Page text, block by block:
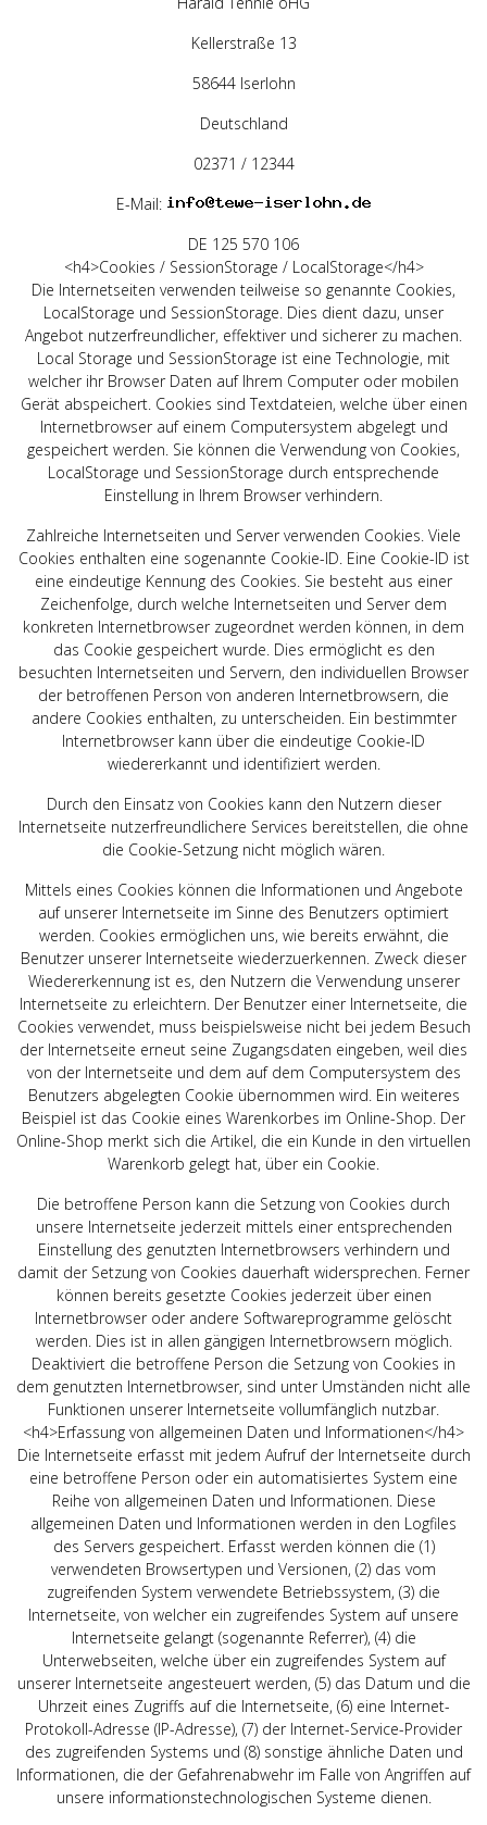
Kellerstraße 13
58644 Iserlohn
Deutschland
02371 / 12344
E-Mail:
DE 125 570 106
<h4>Cookies / SessionStorage / LocalStorage</h4>
Die Internetseiten verwenden teilweise so genannte Cookies,
LocalStorage und SessionStorage. Dies dient dazu, unser
Angebot nutzerfreundlicher, effektiver und sicherer zu machen.
Local Storage und SessionStorage ist eine Technologie, mit
welcher ihr Browser Daten auf Ihrem Computer oder mobilen
Gerät abspeichert. Cookies sind Textdateien, welche über einen
Internetbrowser auf einem Computersystem abgelegt und
gespeichert werden. Sie können die Verwendung von Cookies,
LocalStorage und SessionStorage durch entsprechende
Einstellung in Ihrem Browser verhindern.
Zahlreiche Internetseiten und Server verwenden Cookies. Viele
Cookies enthalten eine sogenannte Cookie-ID. Eine Cookie-ID ist
eine eindeutige Kennung des Cookies. Sie besteht aus einer
Zeichenfolge, durch welche Internetseiten und Server dem
konkreten Internetbrowser zugeordnet werden können, in dem
das Cookie gespeichert wurde. Dies ermöglicht es den
besuchten Internetseiten und Servern, den individuellen Browser
der betroffenen Person von anderen Internetbrowsern, die
andere Cookies enthalten, zu unterscheiden. Ein bestimmter
Internetbrowser kann über die eindeutige Cookie-ID
wiedererkannt und identifiziert werden.
Durch den Einsatz von Cookies kann den Nutzern dieser
Internetseite nutzerfreundlichere Services bereitstellen, die ohne
die Cookie-Setzung nicht möglich wären.
Mittels eines Cookies können die Informationen und Angebote
auf unserer Internetseite im Sinne des Benutzers optimiert
werden. Cookies ermöglichen uns, wie bereits erwähnt, die
Benutzer unserer Internetseite wiederzuerkennen. Zweck dieser
Wiedererkennung ist es, den Nutzern die Verwendung unserer
Internetseite zu erleichtern. Der Benutzer einer Internetseite, die
Cookies verwendet, muss beispielsweise nicht bei jedem Besuch
der Internetseite erneut seine Zugangsdaten eingeben, weil dies
von der Internetseite und dem auf dem Computersystem des
Benutzers abgelegten Cookie übernommen wird. Ein weiteres
Beispiel ist das Cookie eines Warenkorbes im Online-Shop. Der
Online-Shop merkt sich die Artikel, die ein Kunde in den virtuellen
Warenkorb gelegt hat, über ein Cookie.
Die betroffene Person kann die Setzung von Cookies durch
unsere Internetseite jederzeit mittels einer entsprechenden
Einstellung des genutzten Internetbrowsers verhindern und
damit der Setzung von Cookies dauerhaft widersprechen. Ferner
können bereits gesetzte Cookies jederzeit über einen
Internetbrowser oder andere Softwareprogramme gelöscht
werden. Dies ist in allen gängigen Internetbrowsern möglich.
Deaktiviert die betroffene Person die Setzung von Cookies in
dem genutzten Internetbrowser, sind unter Umständen nicht alle
Funktionen unserer Internetseite vollumfänglich nutzbar.
<h4>Erfassung von allgemeinen Daten und Informationen</h4>
Die Internetseite erfasst mit jedem Aufruf der Internetseite durch
eine betroffene Person oder ein automatisiertes System eine
Reihe von allgemeinen Daten und Informationen. Diese
allgemeinen Daten und Informationen werden in den Logfiles
des Servers gespeichert. Erfasst werden können die (1)
verwendeten Browsertypen und Versionen, (2) das vom
zugreifenden System verwendete Betriebssystem, (3) die
Internetseite, von welcher ein zugreifendes System auf unsere
Internetseite gelangt (sogenannte Referrer), (4) die
Unterwebseiten, welche über ein zugreifendes System auf
unserer Internetseite angesteuert werden, (5) das Datum und die
Uhrzeit eines Zugriffs auf die Internetseite, (6) eine Internet-
Protokoll-Adresse (IP-Adresse), (7) der Internet-Service-Provider
des zugreifenden Systems und (8) sonstige ähnliche Daten und
Informationen, die der Gefahrenabwehr im Falle von Angriffen auf
unsere informationstechnologischen Systeme dienen.